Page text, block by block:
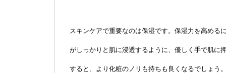
スキンケアで重要なのは保湿です。保湿力を高め
がしっかりと肌に浸透するように、優しく手で肌に
すると、より化粧のノリも持ちも良くなるでしょう